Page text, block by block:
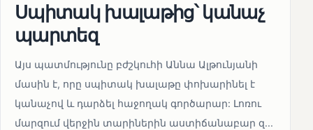
Սպիտակ խալաթից՝ կանաչ
պարտեզ
Այս պատմությունը բժշկուհի Աննա Ալթունյանի
մասին է, որը սպիտակ խալաթը փոխարինել է
կանաչով և դարձել հաջողակ գործարար: Լոռու
մարզում վերջին տարիներին աստիճանաբար զ...